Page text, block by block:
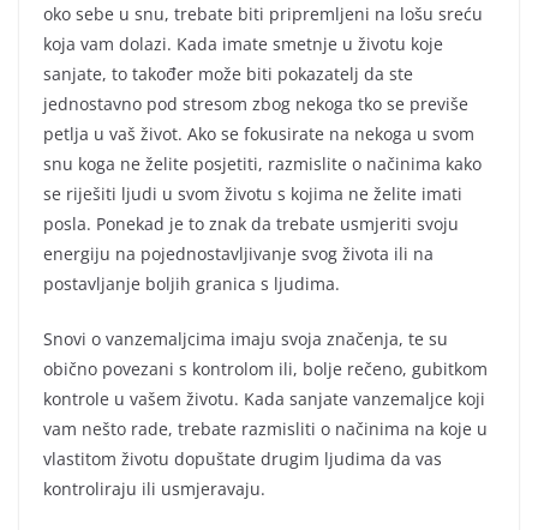
oko sebe u snu, trebate biti pripremljeni na lošu sreću
koja vam dolazi. Kada imate smetnje u životu koje
sanjate, to također može biti pokazatelj da ste
jednostavno pod stresom zbog nekoga tko se previše
petlja u vaš život. Ako se fokusirate na nekoga u svom
snu koga ne želite posjetiti, razmislite o načinima kako
se riješiti ljudi u svom životu s kojima ne želite imati
posla. Ponekad je to znak da trebate usmjeriti svoju
energiju na pojednostavljivanje svog života ili na
postavljanje boljih granica s ljudima.
Snovi o vanzemaljcima imaju svoja značenja, te su
obično povezani s kontrolom ili, bolje rečeno, gubitkom
kontrole u vašem životu. Kada sanjate vanzemaljce koji
vam nešto rade, trebate razmisliti o načinima na koje u
vlastitom životu dopuštate drugim ljudima da vas
kontroliraju ili usmjeravaju.